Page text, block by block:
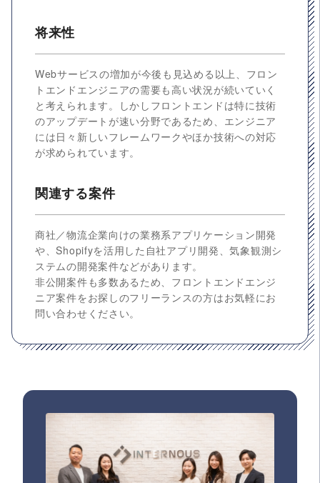
将来性
Webサービスの増加が今後も見込める以上、フロン
トエンドエンジニアの需要も高い状況が続いていく
と考えられます。しかしフロントエンドは特に技術
のアップデートが速い分野であるため、エンジニア
には日々新しいフレームワークやほか技術への対応
が求められています。
関連する案件
商社／物流企業向けの業務系アプリケーション開発
や、Shopifyを活用した自社アプリ開発、気象観測シ
ステムの開発案件などがあります。
非公開案件も多数あるため、フロントエンドエンジ
ニア案件をお探しのフリーランスの方はお気軽にお
問い合わせください。